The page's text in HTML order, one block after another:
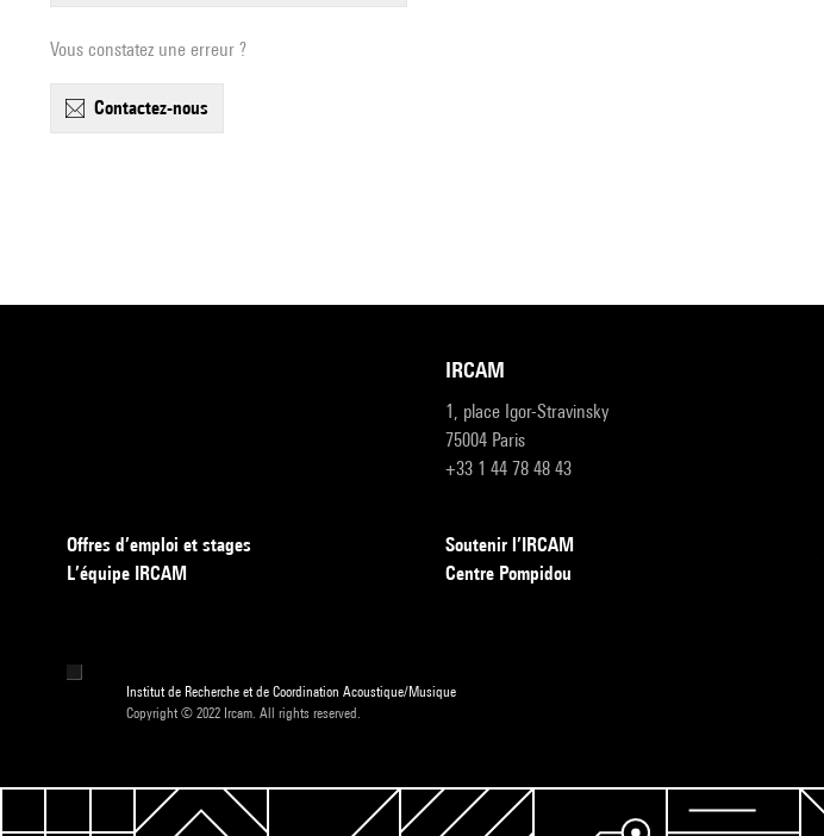
Vous constatez une erreur ?
contactez-nous
IRCAM
1, place Igor-Stravinsky
75004 Paris
+33 1 44 78 48 43
Offres d’emploi et stages
L’équipe IRCAM
Soutenir l’IRCAM
Centre Pompidou
Institut de Recherche et de Coordination Acoustique/Musique
Copyright © 2022 Ircam. All rights reserved.